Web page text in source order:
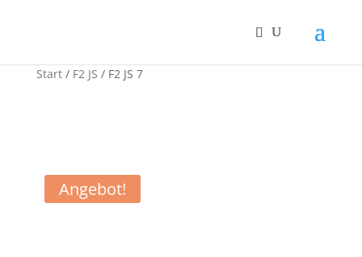
Start/ F2 JS / F2 JS 7
Angebot!